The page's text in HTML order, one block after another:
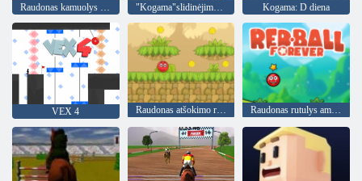
Raudonas kamuolys prieš žaliąjį karalių "Kogama"slidinėjimo šuoliai! Kogama: D diena
VEX 4 Raudonas atšokimo rutulys 5 Raudonas rutulys amžinai